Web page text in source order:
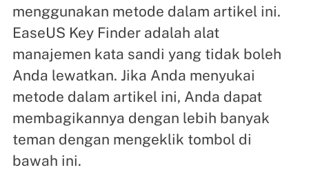
menggunakan metode dalam artikel ini.
EaseUS Key Finder adalah alat
manajemen kata sandi yang tidak boleh
Anda lewatkan. Jika Anda menyukai
metode dalam artikel ini, Anda dapat
membagikannya dengan lebih banyak
teman dengan mengeklik tombol di
bawah ini.